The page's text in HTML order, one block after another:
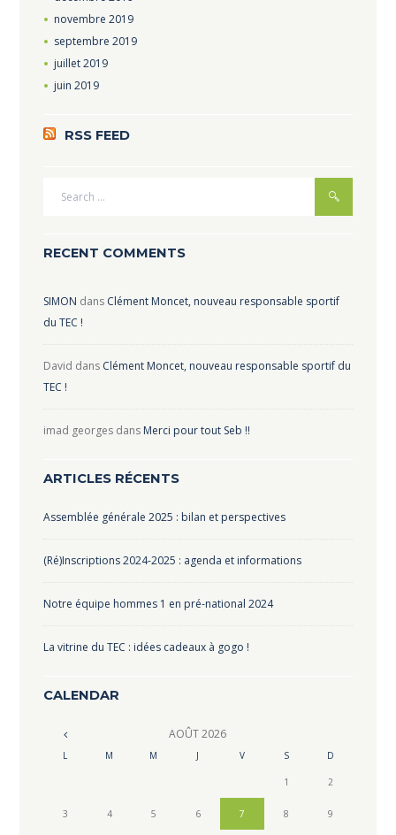
novembre 2019
septembre 2019
juillet2019
juin 2019
RSS FEED
RECENT COMMENTS
SIMON dans Clément Moncet, nouveau responsable sportif
du TEC !
David dans Clément Moncet, nouveau responsable sportif du
TEC !
imad georgesdans Merci pour tout Seb !!
ARTICLES RÉCENTS
Assemblée générale 2025 : bilan et perspectives
(Ré)Inscriptions 2024-2025 : agenda et informations
Notre équipe hommes 1 en pré-national 2024
La vitrine du TEC : idées cadeaux à gogo !
CALENDAR
AOÛT2026
L M M J V S D
1 2
3 4 5 6 7 8 9